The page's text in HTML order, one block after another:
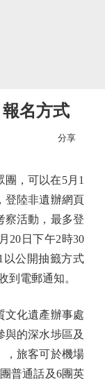
名方式
分享
，可以在5月1
登陸非遺辦網頁
察活動，最多登
20日下午2時30
以公開抽籤方式
到電郵通知。
化遺產辦事處
與的深水埗區及
，旅客可於機場
普通話及6團英